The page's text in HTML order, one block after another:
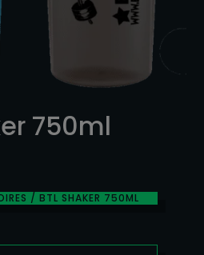
750ml
/ BTL SHAKER 750ML